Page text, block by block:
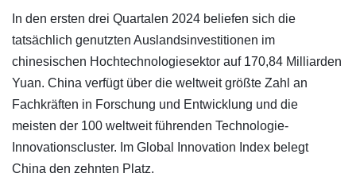
In den ersten drei Quartalen 2024 beliefen sich die
tatsächlich genutzten Auslandsinvestitionen im
chinesischen Hochtechnologiesektor auf 170,84 Milliarden
Yuan. China verfügt über die weltweit größte Zahl an
Fachkräften in Forschung und Entwicklung und die
meisten der 100 weltweit führenden Technologie-
Innovationscluster. Im Global Innovation Index belegt
China den zehnten Platz.